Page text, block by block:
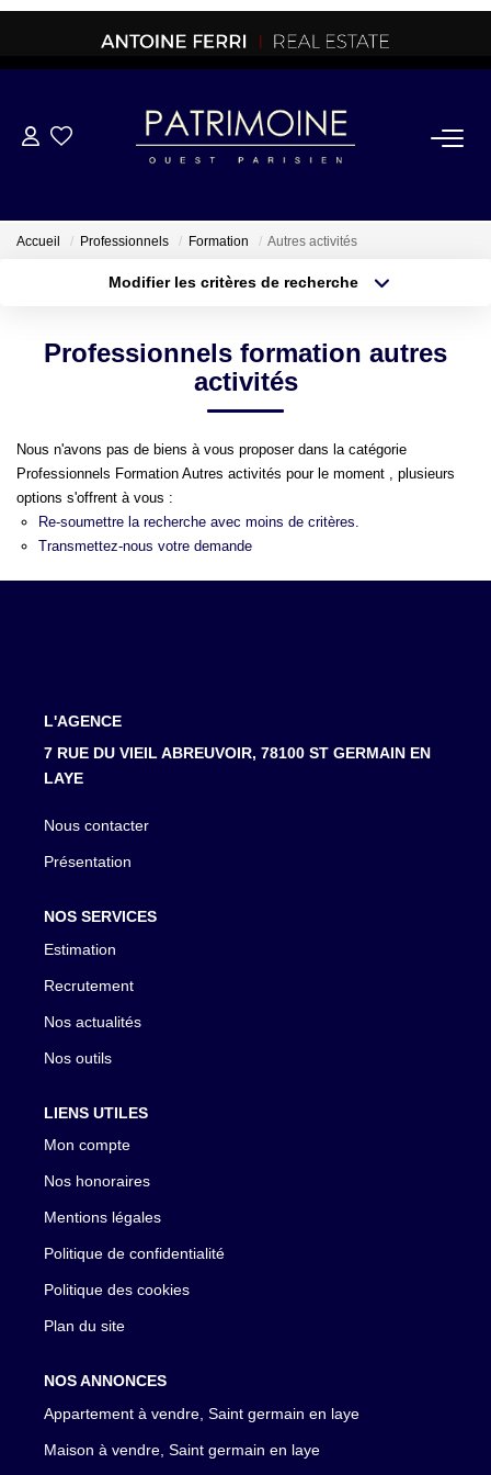
ACHETER
OFF MARKET
BRETAGNE
EN
Accueil Professionnels Formation Autres activités
Modifier les critères de recherche
Type de bien
Surface min
Créer une alerte
Professionnels formation autres
activités
Nous n'avons pas de biens à vous proposer dans la catégorie
Professionnels Formation Autres activités pour le moment , plusieurs
options s'offrent à vous :
Re-soumettre la recherche avec moins de critères.
Transmettez-nous votre demande
L'AGENCE
7 RUE DU VIEIL ABREUVOIR, 78100 ST GERMAIN EN
LAYE
Nous contacter
Présentation
NOS SERVICES
Estimation
Recrutement
Nos actualités
Nos outils
LIENS UTILES
Mon compte
Nos honoraires
Mentions légales
Politique de confidentialité
Politique des cookies
Plan du site
NOS ANNONCES
Appartement à vendre, Saint germain en laye
Maison à vendre, Saint germain en laye